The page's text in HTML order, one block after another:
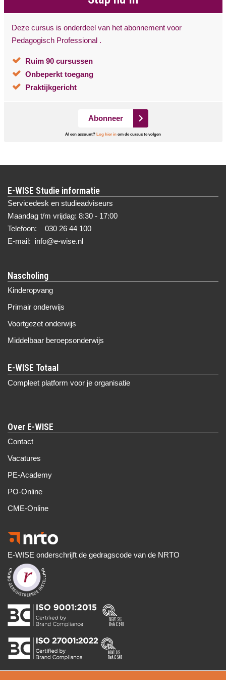
Deze cursus is onderdeel van het abonnement voor
Pedagogisch Professional .
Ruim 90 cursussen
Onbeperkt toegang
Praktijkgericht
Abonneer
Al een account? Log hier in om de cursus te volgen
E-WISE Studie informatie
Servicedesk en studieadviseurs
Maandag t/m vrijdag: 8:30 - 17:00
Telefoon: 030 26 44 100
E-mail: info@e-wise.nl
Nascholing
Kinderopvang
Primair onderwijs
Voortgezet onderwijs
Middelbaar beroepsonderwijs
Compleet platform voor je organisatie
Over E-WISE
Contact
Vacatures
PE-Academy
PO-Online
CME-Online
E-WISE onderschrijft de gedragscode van de NRTO